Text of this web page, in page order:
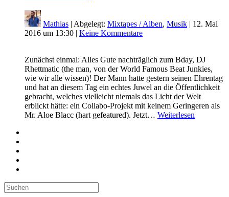
Mathias | Abgelegt: Mixtapes / Alben, Musik | 12. Mai
2016 um 13:30 | Keine Kommentare
Zunächst einmal: Alles Gute nachträglich zum Bday, DJ
Rhettmatic (the man, von der World Famous Beat Junkies,
wie wir alle wissen)! Der Mann hatte gestern seinen Ehrentag
und hat an diesem Tag ein echtes Juwel an die Öffentlichkeit
gebracht, welches vielleicht niemals das Licht der Welt
erblickt hätte: ein Collabo-Projekt mit keinem Geringeren als
Mr. Aloe Blacc (hart gefeatured). Jetzt… Weiterlesen